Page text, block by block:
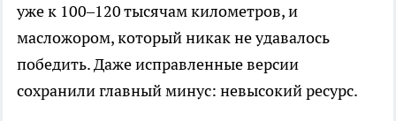
уже к 100–120 тысячам километров, и
масложором, который никак не удавалось
победить. Даже исправленные версии
сохранили главный минус: невысокий ресурс.